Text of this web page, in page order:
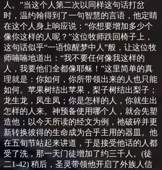
人。”当这个人第二次以同样这句话打岔
时，温约翰得到了一句智慧的言语，他定睛
在这个人身上响应说：“你想要增加多少个
像你这样的人呢？”这位牧师跌回椅子上，
这句话似乎“一语惊醒梦中人”般，让这位牧
师喃喃地道出：“我不要任何像我这样的
人，我要他们全都像耶稣！”这里简单的真
理就是：你如何，你所带领出来的人也只能
如何。苹果树结出苹果，梨子树结出梨子；
龙生龙，凤生凤；你是怎样的人，你就生出
怎样的人来。神预备使用哪个人，就会先塑
造他；以今天所读的经文为例，祂破碎并更
新转换彼得的生命成为合乎主用的器皿。他
在五旬节站起来讲道，于是接受他话的人都
受了洗，那一天门徒增加了约三千人。 (徒
二1-42) 稍后，圣灵带领他开启了外族人信